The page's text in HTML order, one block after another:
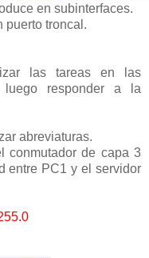
en subinterfaces.
puerto troncal.
las tareas en las
responder a la
abreviaturas.
conmutador de capa 3
entre PC1 y el servidor